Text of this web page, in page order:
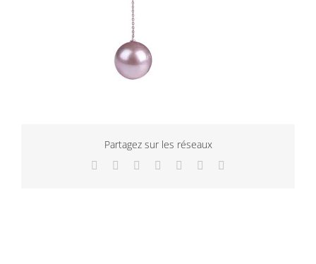
Partagez sur les réseaux
Facebook
TwitterLinkedInWhatsApp
TumblrPinterest